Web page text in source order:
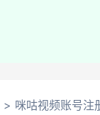
咪咕视频账号注